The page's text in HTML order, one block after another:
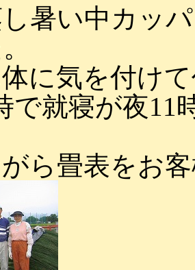
暑い中カッ
に気を付け
で就寝が夜11
ら畳表をお